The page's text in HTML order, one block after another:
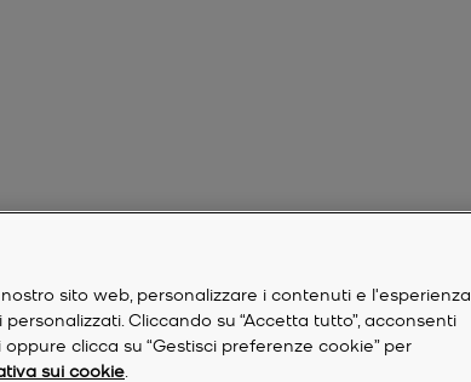
sito web, personalizzare i contenuti e l'esperienza
Cliccando su “Accetta tutto”, acconsenti
clicca su “Gestisci preferenze cookie” per
sui cookie